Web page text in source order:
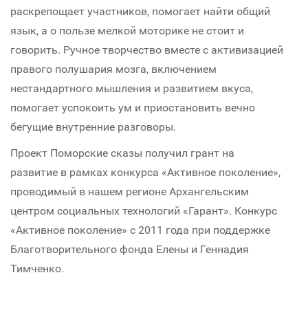
раскрепощает участников, помогает найти общий
язык, а о пользе мелкой моторике не стоит и
говорить. Ручное творчество вместе с активизацией
правого полушария мозга, включением
нестандартного мышления и развитием вкуса,
помогает успокоить ум и приостановить вечно
бегущие внутренние разговоры.
Проект Поморские сказы получил грант на
развитие в рамках конкурса «Активное поколение»,
проводимый в нашем регионе Архангельским
центром социальных технологий «Гарант». Конкурс
«Активное поколение» с 2011 года при поддержке
Благотворительного фонда Елены и Геннадия
Тимченко.